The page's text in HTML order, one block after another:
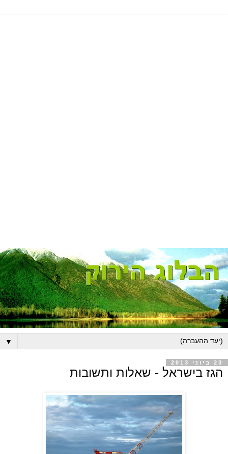
▼
23 ביוני 2013
הגז בישראל - שאלות ותשובות